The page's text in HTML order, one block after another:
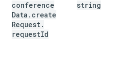
conference
Data . create
Request.
requestId
string